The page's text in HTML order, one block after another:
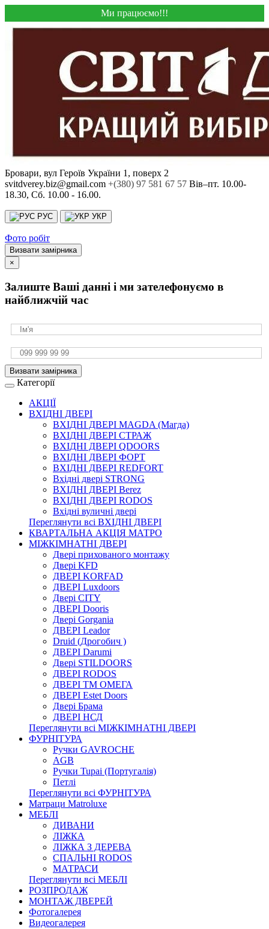
Ми працюємо!!!
Бровари, вул Героїв України 1, поверх 2
svitdverey.biz@gmail.com +(380) 97 581 67 57 Вів–пт. 10.00-
18.30, Сб. 10.00 - 16.00.
РУС УКР
Фото робіт
Визвати замірника
×
Залиште Ваші данні і ми зателефонуємо в
найближчій час
Визвати замірника
Категорії
АКЦІЇ
ВХІДНІ ДВЕРІ
ВХІДНІ ДВЕРІ МAGDA (Магда)
ВХІДНІ ДВЕРІ СТРАЖ
ВХІДНІ ДВЕРІ QDOORS
ВХІДНІ ДВЕРІ ФОРТ
ВХІДНІ ДВЕРІ REDFORT
Вхідні двері STRONG
ВХІДНІ ДВЕРІ Berez
ВХІДНІ ДВЕРІ RODOS
Вхідні вуличні двері
Переглянути всі ВХІДНІ ДВЕРІ
КВАРТАЛЬНА АКЦІЯ МАТРО
МІЖКІМНАТНІ ДВЕРІ
Двері прихованого монтажу
Двері KFD
ДВЕРІ KORFAD
ДВЕРІ Luxdoors
Двері CITY
ДВЕРІ Dooris
Двері Gorgania
ДВЕРІ Leador
Druid (Дрогобич )
ДВЕРІ Darumi
Двері STILDOORS
ДВЕРІ RODOS
ДВЕРІ ТМ ОМЕГА
ДВЕРІ Estet Doors
Двері Брама
ДВЕРІ НСД
Переглянути всі МІЖКІМНАТНІ ДВЕРІ
ФУРНІТУРА
Ручки GAVROCHE
AGB
Ручки Tupai (Португалія)
Петлі
Переглянути всі ФУРНІТУРА
Матраци Matroluxe
МЕБЛІ
ДИВАНИ
ЛІЖКА
ЛІЖКА З ДЕРЕВА
СПАЛЬНІ RODOS
МАТРАСИ
Переглянути всі МЕБЛІ
РОЗПРОДАЖ
МОНТАЖ ДВЕРЕЙ
Фотогалерея
Видеогалерея